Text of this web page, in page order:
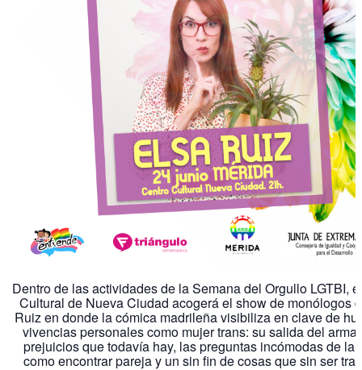
Dentro de las actividades de la Semana del Orgullo LGTBI,
Cultural de Nueva Ciudad acogerá el show de monólogos
Ruiz en donde la cómica madrileña visibiliza en clave de
vivencias personales como mujer trans: su salida del
prejuicios que todavía hay, las preguntas incómodas de la
como encontrar pareja y un sin fin de cosas que sin ser